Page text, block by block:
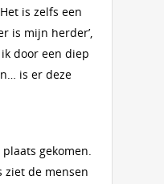
is zelfs een
is mijn herder’,
ik door een diep
is er deze
gekomen.
ziet de mensen